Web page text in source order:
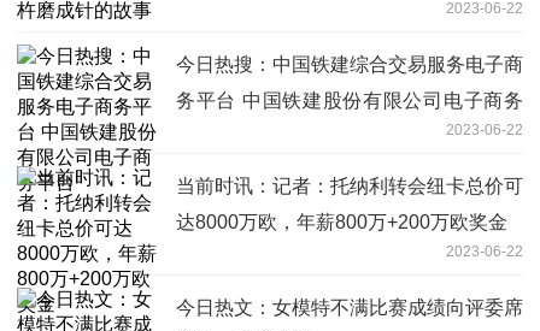
2023-06-22
今日热搜：中国铁建综合交易服务电子商
务平台 中国铁建股份有限公司电子商务
2023-06-22
当前时讯：记者：托纳利转会纽卡总价可
达8000万欧，年薪800万+200万欧奖金
2023-06-22
今日热文：女模特不满比赛成绩向评委席